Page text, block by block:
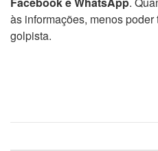
às informações, menos
golpista.